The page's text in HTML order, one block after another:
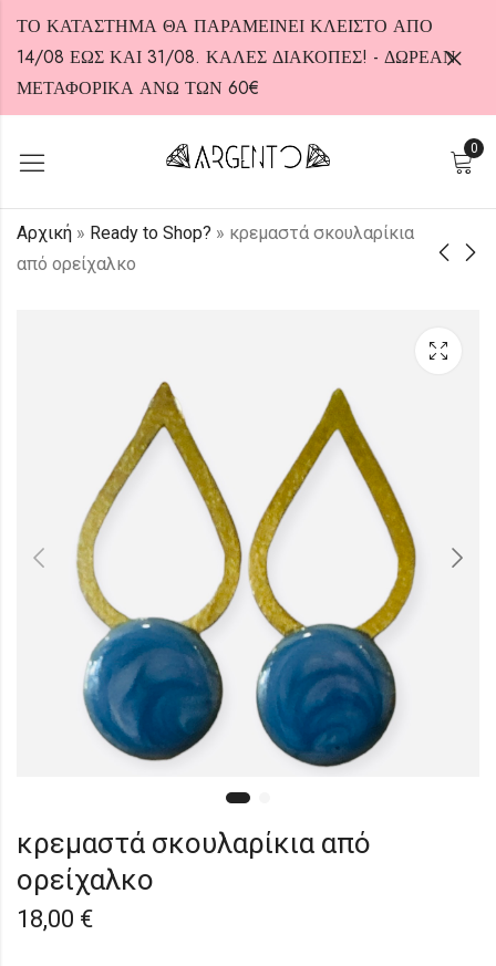
ΤΟ ΚΑΤΑΣΤΗΜΑ ΘΑ ΠΑΡΑΜΕΙΝΕΙ ΚΛΕΙΣΤΟ ΑΠΟ
14/08 ΕΩΣ ΚΑΙ 31/08. ΚΑΛΕΣ ΔΙΑΚΟΠΕΣ! - ΔΩΡΕΑΝ
ΜΕΤΑΦΟΡΙΚΑ ΑΝΩ ΤΩΝ 60€
0
Αρχική » Ready to Shop? » κρεμαστά σκουλαρίκια
από ορείχαλκο
κρεμαστά σκουλαρίκια από
ορείχαλκο
18,00 €
HOT